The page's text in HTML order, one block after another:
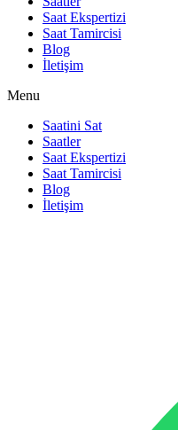
Saat Ekspertizi
Saat Tamircisi
Blog
İletişim
Menu
Saatini Sat
Saatler
Saat Ekspertizi
Saat Tamircisi
Blog
İletişim